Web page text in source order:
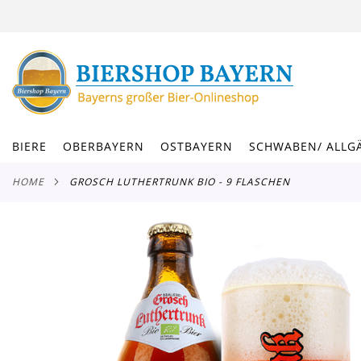
INHALT
BIERE OBERBAYERN OSTBAYERN SCHWABEN/
HOME GROSCH LUTHERTRUNK BIO - 9 FLASCHEN